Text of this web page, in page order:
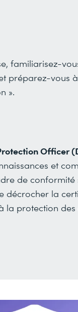
familiarisez-
préparez-vous
».
Officer
et
de conformité
la
la protection